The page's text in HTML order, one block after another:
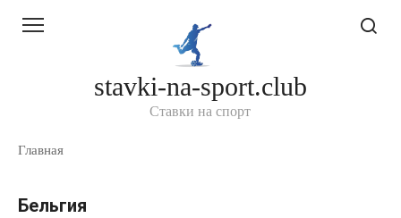
stavki-na-sport.club
Ставки на спорт
Главная
Бельгия